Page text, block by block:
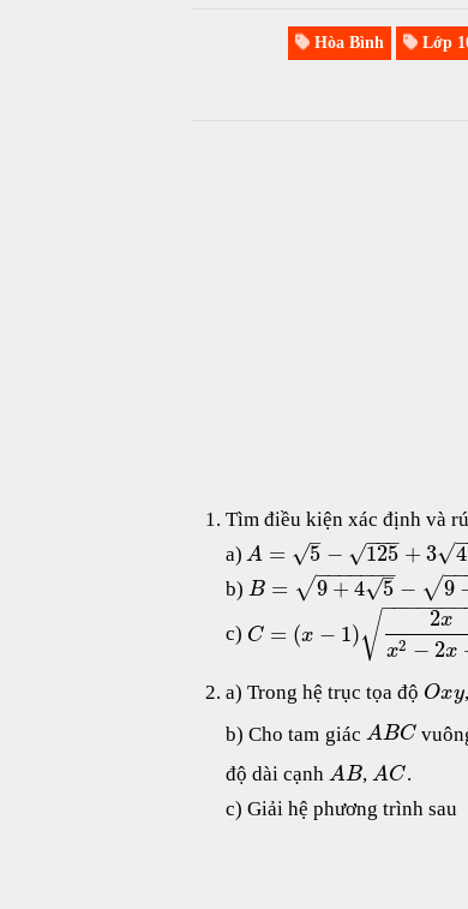
Hòa Bình Lớp
Tìm điều kiện xác định và
a) A = 5
–
√ − 125
−−
−
√ + 3√
b) B = 9 + 4 5
–
√
− −
−−−−−
√ − 9
−−
√
c) C = (x − 1)
2x
x2 − 2x
−−−−−−−
√
a) Trong hệ trục tọa độ Oxy
b) Cho tam giác ABC
độ dài cạnh AB,AC.
c) Giải hệ phương trình sau